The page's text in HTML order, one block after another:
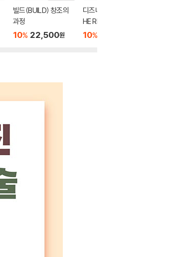
빌드(BUILD) 창조의
과정
10% 22,500원
디즈니만이 하는 것 T
HE RIDE OF A LIFETI
ME
10%